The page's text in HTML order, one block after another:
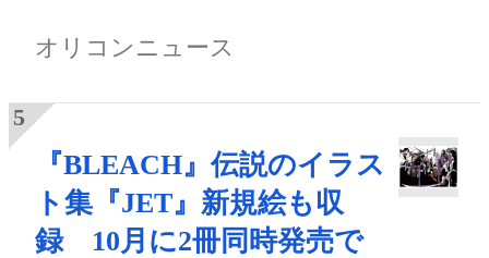
オリコンニュース
『BLEACH』伝説のイラス
ト集『JET』新規絵も収
録 10月に2冊同時発売で